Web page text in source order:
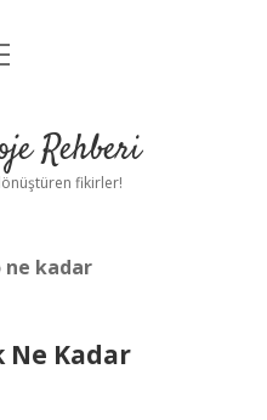
Rehberi
fikirler!
ne kadar
Kadar